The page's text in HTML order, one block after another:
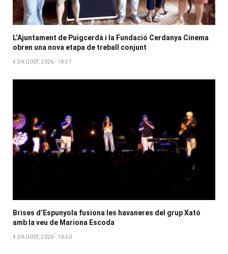
L’Ajuntament de Puigcerdà i la Fundació Cerdanya Cinema
obren una nova etapa de treball conjunt
4 D'AGOST, 2026 - 18:31
Brises d’Espunyola fusiona les havaneres del grup Xató
amb la veu de Mariona Escoda
4 D'AGOST, 2026 - 16:50